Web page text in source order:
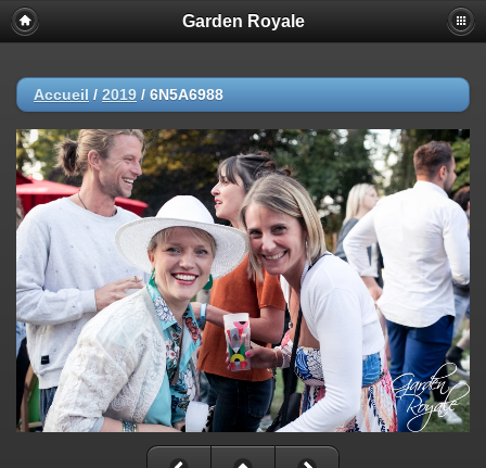
Garden Royale
Accueil / 2019 / 6N5A6988